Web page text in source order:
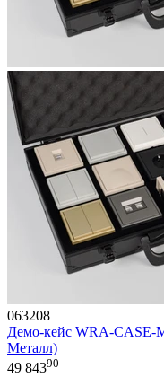
063208
Демо-кейс WRA-
Металл)
49 84390